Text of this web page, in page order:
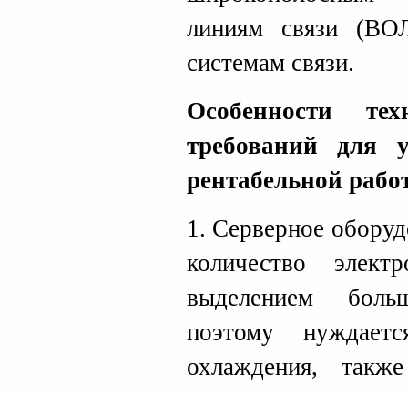
линиям связи
системам связи.
Особенности
требований для
рентабельной
1. Серверное
количество
выделением
поэтому
охлаждения,